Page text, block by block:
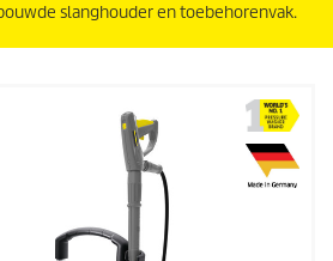
slanghouder en toebehorenvak.